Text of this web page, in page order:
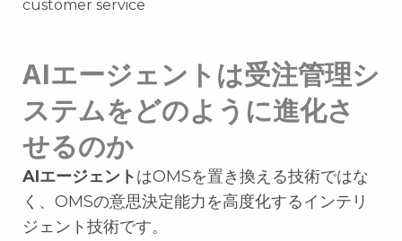
customer service
AIエージェントは受注管理シ
ステムをどのように進化さ
せるのか
AIエージェントはOMSを置き換える技術ではな
く、OMSの意思決定能力を高度化するインテリ
ジェント技術です。